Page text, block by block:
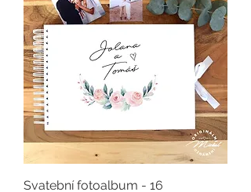
Svatební fotoalbum - 16